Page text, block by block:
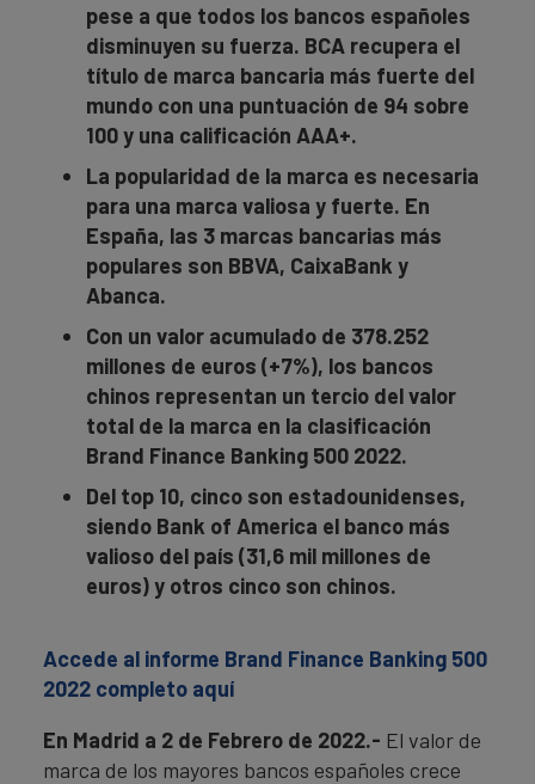
pese a que todos los bancos españoles
disminuyen su fuerza. BCA recupera el
título de marca bancaria más fuerte del
mundo con una puntuación de 94 sobre
100 y una calificación AAA+.
La popularidad de la marca es necesaria
para una marca valiosa y fuerte. En
España, las 3 marcas bancarias más
populares son BBVA, CaixaBank y
Abanca.
Con un valor acumulado de 378.252
millones de euros (+7%), los bancos
chinos representan un tercio del valor
total de la marca en la clasificación
Brand Finance Banking 500 2022.
Del top 10, cinco son estadounidenses,
siendo Bank of America el banco más
valioso del país (31,6 mil millones de
euros) y otros cinco son chinos.
Accede al informe Brand Finance Banking 500
2022 completo aquí
En Madrid a 2 de Febrero de 2022.- El valor de
marca de los mayores bancos españoles crece